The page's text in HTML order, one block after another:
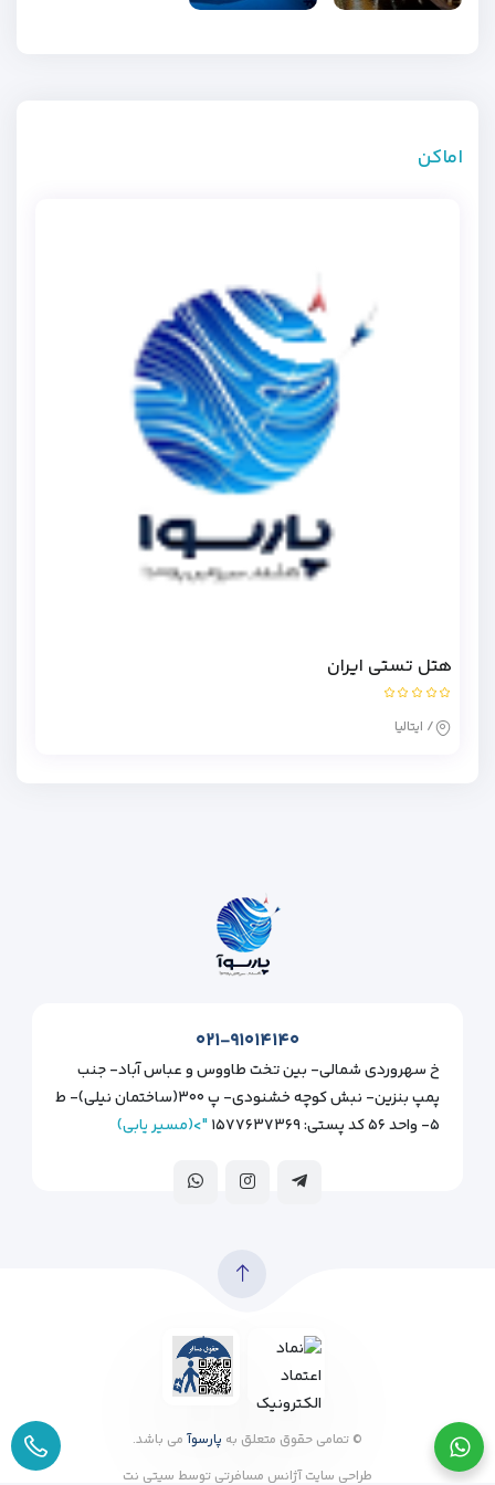
اماکن
هتل تستی ایران
/ ایتالیا
۰۲۱-۹۱۰۱۴۱۴۰
خ سهروردی شمالی- بین تخت طاووس و عباس آباد- جنب
پمپ بنزین- نبش کوچه خشنودی- پ ۳۰۰(ساختمان نیلی)- ط
۵- واحد ۵۶ کد پستی: ۱۵۷۷۶۳۷۳۶۹
">(مسیر یابی)
© تمامی حقوق متعلق به پارسوآ می باشد.
طراحی سایت آژانس مسافرتی توسط سیتی نت